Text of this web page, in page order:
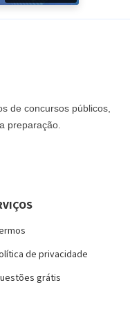
de concursos públicos,
preparação.
de privacidade
grátis